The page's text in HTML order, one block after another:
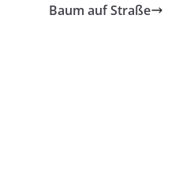
Baum auf Straße